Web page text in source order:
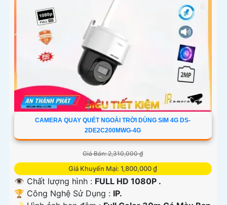
CAMERA QUAY QUÉT NGOÀI TRỜI DÙNG SIM 4G DS-
2DE2C200MWG-4G
Giá Bán: 2,310,000 ₫
Giá Khuyến Mại: 1,800,000 ₫
👁 Chất lượng hình : FULL HD 1080P .
🏆 Công Nghệ Sử Dụng : IP.